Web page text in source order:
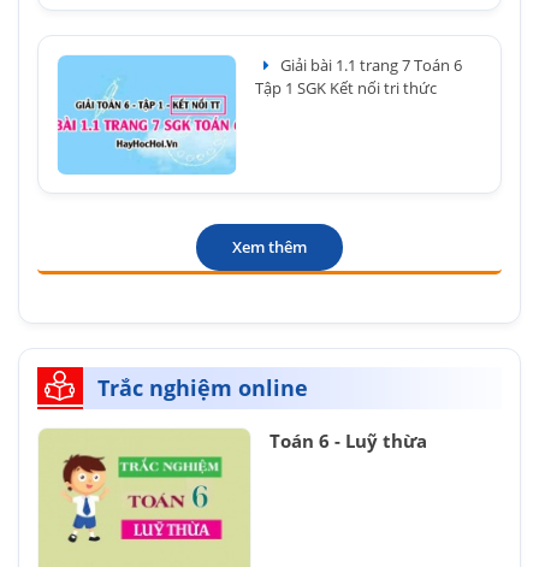
Giải bài 1.1 trang 7 Toán 6
Tập 1 SGK Kết nối tri thức
Xem thêm
Trắc nghiệm online
Toán 6 - Luỹ thừa